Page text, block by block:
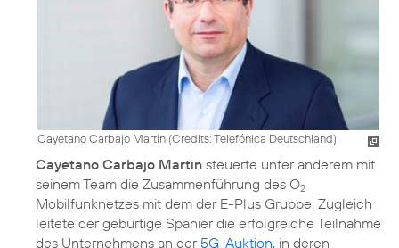
Cayetano Carbajo Martín (Credits: Telefónica Deutschland)
Cayetano Carbajo Martin steuerte unter anderem mit
seinem Team die Zusammenführung des O2
Mobilfunknetzes mit dem der E-Plus Gruppe. Zugleich
leitete der gebürtige Spanier die erfolgreiche Teilnahme
des Unternehmens an der 5G-Auktion, in deren